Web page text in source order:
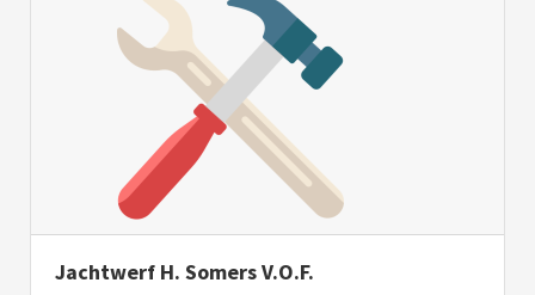
Jachtwerf H. Somers V.O.F.